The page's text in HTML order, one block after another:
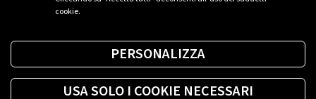
cookie.
PERSONALIZZA
USA SOLO I COOKIE NECESSARI
Trova la soluzione più giusta per te.
Richiedi una colonnina